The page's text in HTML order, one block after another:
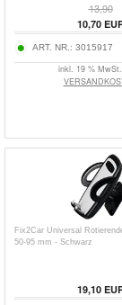
13,90
10,70
ART. NR.: 3015917
inkl. 19 %
Fix2Car Universal
50-95 mm - Schwarz
19,10